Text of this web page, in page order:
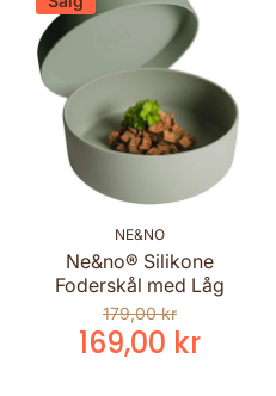
NE&NO
Ne&no® Silikone
Foderskål med Låg
179,00 kr
169,00 kr